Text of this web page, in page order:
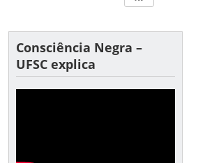
Consciência Negra –
UFSC explica